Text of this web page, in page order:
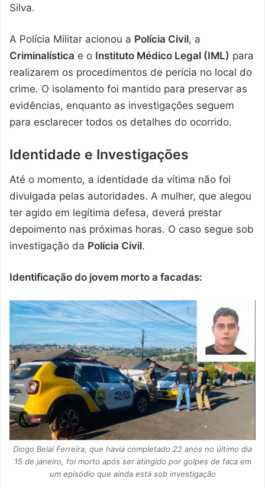
Silva.
A Polícia Militar acionou a Polícia Civil, a
Criminalística e o Instituto Médico Legal (IML) para
realizarem os procedimentos de perícia no local do
crime. O isolamento foi mantido para preservar as
evidências, enquanto as investigações seguem
para esclarecer todos os detalhes do ocorrido.
Identidade e Investigações
Até o momento, a identidade da vítima não foi
divulgada pelas autoridades. A mulher, que alegou
ter agido em legítima defesa, deverá prestar
depoimento nas próximas horas. O caso segue sob
investigação da Polícia Civil.
Identificação do jovem morto a facadas:
Diogo Belai Ferreira, que havia completado 22 anos no último dia
15 de janeiro, foi morto após ser atingido por golpes de faca em
um episódio que ainda está sob investigação